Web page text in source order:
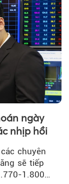
ngày
nhịp hồi
chuyên
sẽ tiếp
1.800